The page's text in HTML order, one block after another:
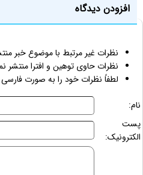
افزودن دیدگاه
نظرات غیر مرتبط با موضوع خبر
نظرات حاوی توهین و افترا منتشر
لطفاً نظرات خود را به صورت
نام:
پست
الکترونیک: